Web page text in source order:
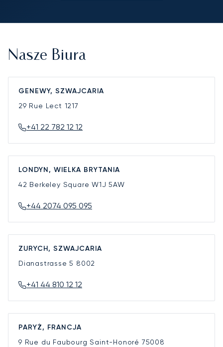
Nasze Biura
GENEWY, SZWAJCARIA
29 Rue Lect 1217
+41 22 782 12 12
LONDYN, WIELKA BRYTANIA
42 Berkeley SquareW1J 5AW
+44 2074 095 095
ZURYCH, SZWAJCARIA
Dianastrasse 5 8002
+41 44 810 12 12
PARYŻ, FRANCJA
9 Rue du Faubourg Saint-Honoré 75008